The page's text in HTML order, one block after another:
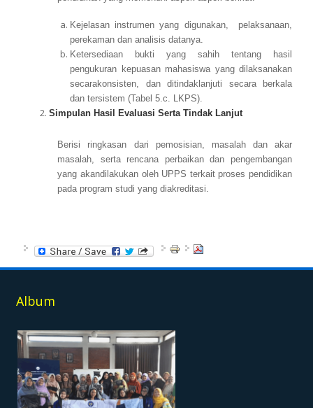
Kejelasan instrumen yang digunakan, pelaksanaan,
perekaman dan analisis datanya.
Ketersediaan bukti yang sahih tentang hasil
pengukuran kepuasan mahasiswa yang dilaksanakan
secarakonsisten, dan ditindaklanjuti secara berkala
dan tersistem (Tabel 5.c. LKPS).
Simpulan Hasil Evaluasi Serta Tindak Lanjut
Berisi ringkasan dari pemosisian, masalah dan akar
masalah, serta rencana perbaikan dan pengembangan
yang akandilakukan oleh UPPS terkait proses pendidikan
pada program studi yang diakreditasi.
Album